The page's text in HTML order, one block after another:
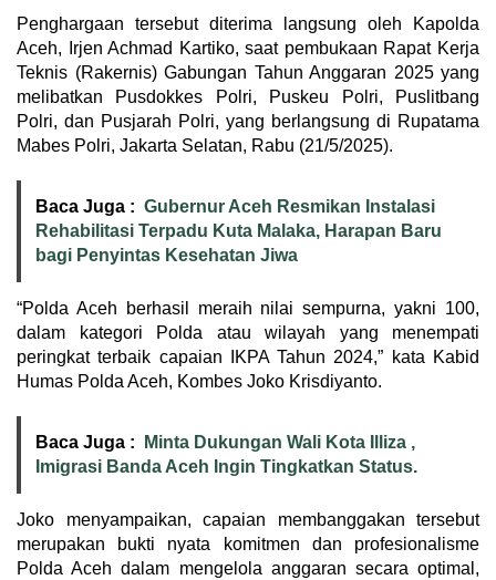
Penghargaan tersebut diterima langsung oleh Kapolda
Aceh, Irjen Achmad Kartiko, saat pembukaan Rapat Kerja
Teknis (Rakernis) Gabungan Tahun Anggaran 2025 yang
melibatkan Pusdokkes Polri, Puskeu Polri, Puslitbang
Polri, dan Pusjarah Polri, yang berlangsung di Rupatama
Mabes Polri, Jakarta Selatan, Rabu (21/5/2025).
Baca Juga : Gubernur Aceh Resmikan Instalasi
Rehabilitasi Terpadu Kuta Malaka, Harapan Baru
bagi Penyintas Kesehatan Jiwa
“Polda Aceh berhasil meraih nilai sempurna, yakni 100,
dalam kategori Polda atau wilayah yang menempati
peringkat terbaik capaian IKPA Tahun 2024,” kata Kabid
Humas Polda Aceh, Kombes Joko Krisdiyanto.
Baca Juga :
Minta Dukungan Wali Kota Illiza ,
Imigrasi Banda Aceh Ingin Tingkatkan Status.
Joko menyampaikan, capaian membanggakan tersebut
merupakan bukti nyata komitmen dan profesionalisme
Polda Aceh dalam mengelola anggaran secara optimal,